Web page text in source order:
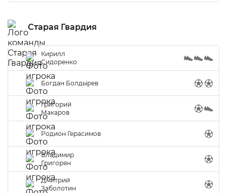
Старая Гвардия
Кирилл
Сидоренко
Богдан Болдырев
Григорий
Макаров
Родион Герасимов
Владимир
Григорян
Дмитрий
Заболотин